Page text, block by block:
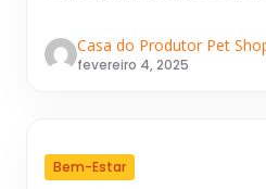
Casa do Produtor Pet
fevereiro 4, 2025
Bem-Estar